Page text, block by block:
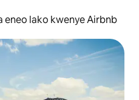
eneo lako kwenye Airbnb